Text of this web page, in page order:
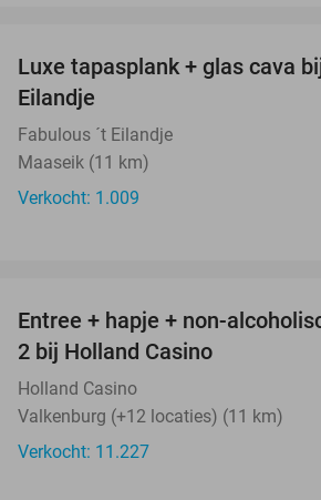
Luxe tapasplank + glas cava
Eilandje
Fabulous ´t Eilandje
Maaseik (11 km)
Verkocht: 1.009
Entree + hapje + non-
2 bij Holland Casino
Holland Casino
Valkenburg (+12 locaties) (11 km)
Verkocht: 11.227